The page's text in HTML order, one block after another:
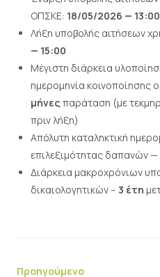
ΟΠΣΚΕ: 18/05/2026 — 13:00
Λήξη υποβολής αιτήσεων
— 15:00
Μέγιστη διάρκεια
ημερομηνία κοινοποίησης
μήνες παράταση (με
πριν λήξη)
Απόλυτη καταληκτική
επιλεξιμότητας δαπανών —
Διάρκεια μακροχρόνιων
δικαιολογητικών – 3 έτη
Προηγούμενο